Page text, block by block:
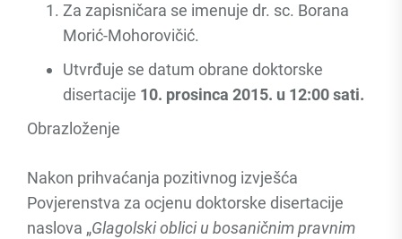
Za zapisničara se imenuje dr. sc. Borana
Morić-Mohorovičić.
Utvrđuje se datum obrane doktorske
disertacije 10. prosinca 2015. u 12:00 sati.
Obrazloženje
Nakon prihvaćanja pozitivnog izvješća
Povjerenstva za ocjenu doktorske disertacije
naslova „Glagolski oblici u bosaničnim pravnim